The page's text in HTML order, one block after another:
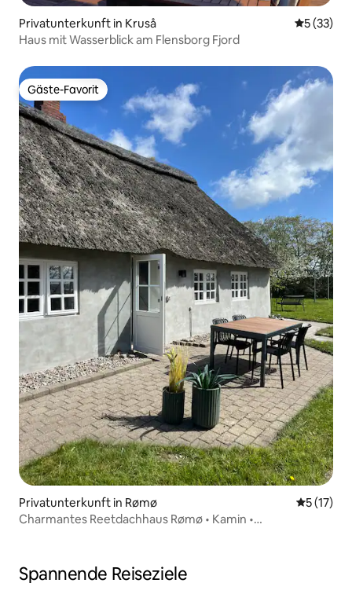
Privatunterkunft in Kruså
5 (33)
Haus mit Wasserblick am Flensborg Fjord
Gäste-Favorit
Gäste-Favorit
Privatunterkunft in Rømø
5 (17)
Charmantes Reetdachhaus Rømø • Kamin •
Spannende Reiseziele